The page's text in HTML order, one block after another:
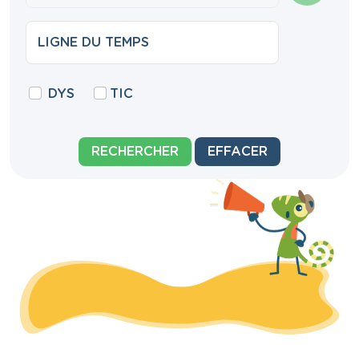
DYS TIC
RECHERCHER EFFACER